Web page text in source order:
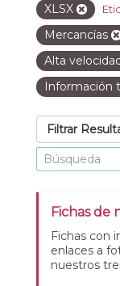
XLSX
Mercancías
Alta
Información
Filtrar
Fichas de
Fichas con
enlaces a
nuestros